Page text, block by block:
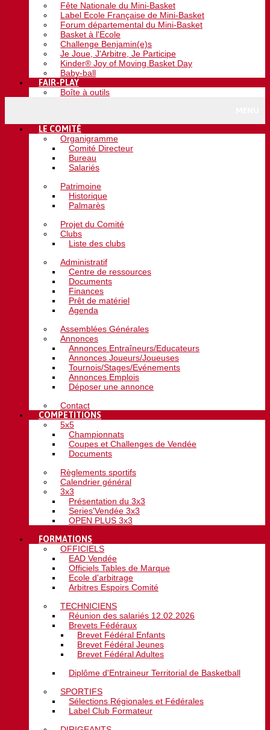
Fête Nationale du Mini-Basket
Label Ecole Française de Mini-Basket
Forum départemental du Mini-Basket
Basket à l'Ecole
Challenge Benjamin(e)s
Je Joue, J'Arbitre, Je Participe
Kinder® Joy of Moving Basket Day
Baby-ball
FAIR-PLAY
Boîte à outils
LE COMITÉ
Organigramme
Comité Directeur
Bureau
Salariés
Patrimoine
Historique
Palmarès
Projet du Comité
Clubs
Liste des clubs
Administratif
Centre de ressources
Documents
Finances
Prêt de matériel
Agenda
Assemblées Générales
Annonces
Annonces Entraîneurs/Educateurs
Annonces Joueurs/Joueuses
Tournois/Stages/Evénements
Annonces Emplois
Déposer une annonce
Contact
COMPETITIONS
5x5
Championnats
Coupes et Challenges de Vendée
Documents
Règlements sportifs
Calendrier général
3x3
Présentation du 3x3
Series'Vendée 3x3
OPEN PLUS 3x3
FORMATIONS
OFFICIELS
EAD Vendée
Officiels Tables de Marque
Ecole d'arbitrage
Arbitres Espoirs Comité
TECHNICIENS
Réunion des salariés 12.02.2026
Brevets Fédéraux
Brevet Fédéral Enfants
Brevet Fédéral Jeunes
Brevet Fédéral Adultes
Diplôme d'Entraineur Territorial de Basketball
SPORTIFS
Sélections Régionales et Fédérales
Label Club Formateur